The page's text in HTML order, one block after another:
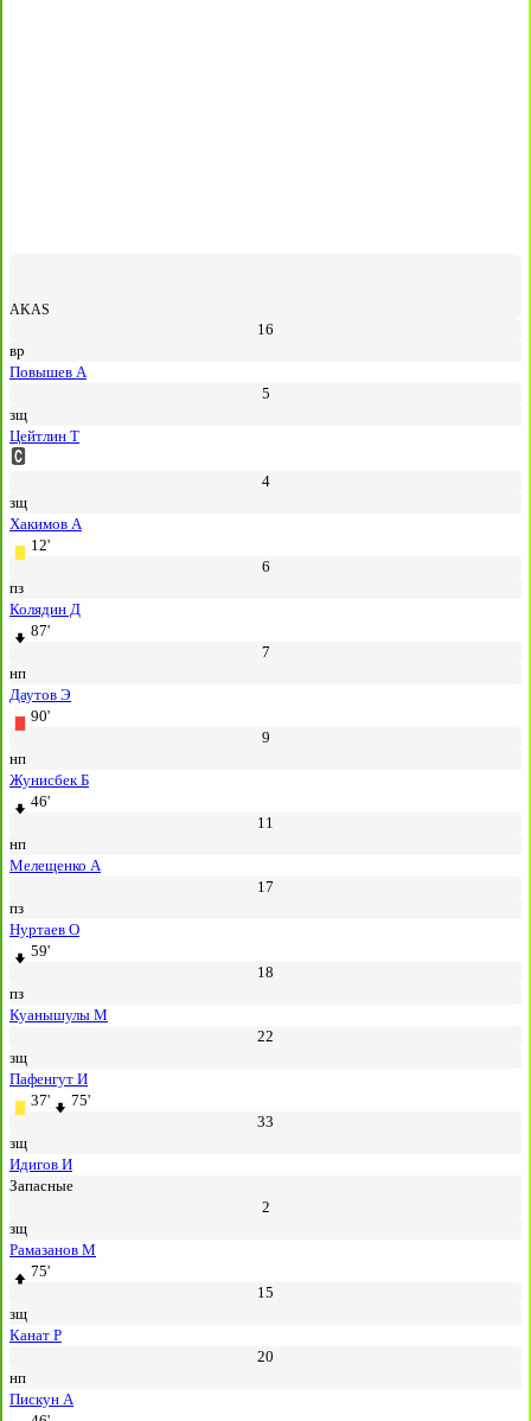
AKAS
16
вр
Повышев А
5
зщ
Цейтлин Т
4
зщ
Хакимов А
12'
6
пз
Колядин Д
87'
7
нп
Даутов Э
90'
9
нп
Жунисбек Б
46'
11
нп
Мелещенко А
17
пз
Нуртаев О
59'
18
пз
Куанышулы М
22
зщ
Пафенгут И
37'
75'
33
зщ
Идигов И
Запасные
2
зщ
Рамазанов М
75'
15
зщ
Канат Р
20
нп
Пискун А